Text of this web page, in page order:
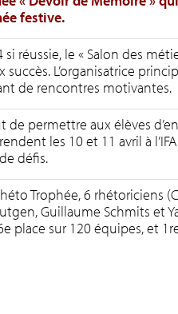
festive.
si réussie, le « Salon des
L’organisatrice
de rencontres motivantes.
de permettre aux élèves
les 10 et 11 avril à
défis.
Trophée, 6 rhétoriciens
Guillaume Schmits et
place sur 120 équipes, et